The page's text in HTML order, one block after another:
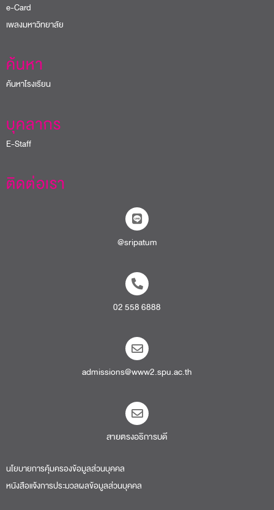
e-Card
เพลงมหาวิทยาลัย
ค้นหา
ค้นหาโรงเรียน
บุคลากร
E-Staff
ติดต่อเรา
@sripatum
02 558 6888
admissions@www2.spu.ac.th
สายตรงอธิการบดี​
นโยบายการคุ้มครองข้อมูลส่วนบุคคล
หนังสือแจ้งการประมวลผลข้อมูลส่วนบุคคล